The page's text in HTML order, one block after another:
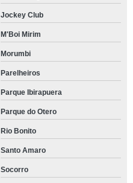
Jockey Club
M'Boi Mirim
Morumbi
Parelheiros
Parque Ibirapuera
Parque do Otero
Rio Bonito
Santo Amaro
Socorro